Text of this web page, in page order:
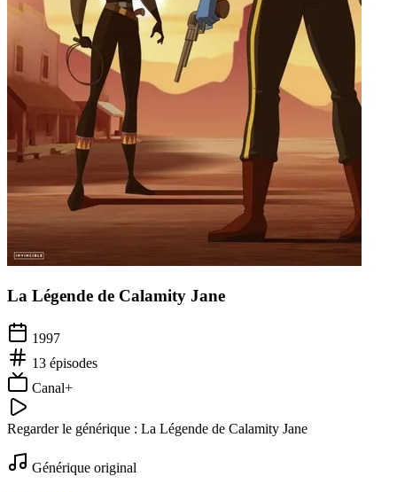
La Légende de Calamity Jane
1997
13 épisodes
Canal+
Regarder le générique : La Légende de Calamity Jane
Générique original